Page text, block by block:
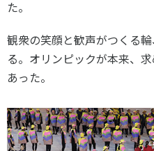
た。
観衆の笑顔と歓声がつくる
る。オリンピックが本来、
あった。